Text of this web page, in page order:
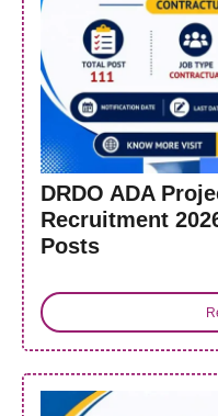
DRDO ADA
Recruitment
Posts